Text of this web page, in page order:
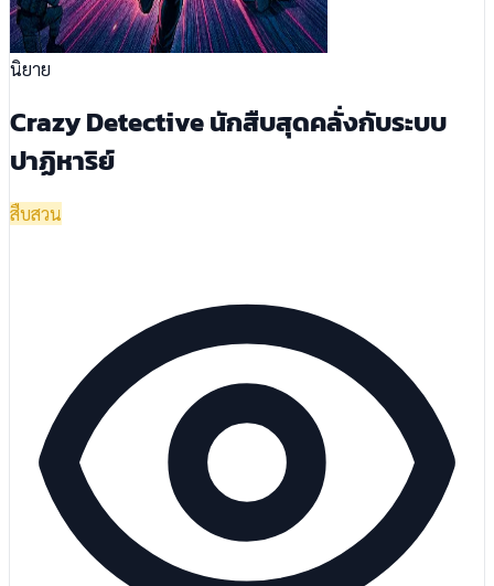
นิยาย
Crazy Detective นักสืบสุดคลั่งกับระบบ
ปาฏิหาริย์
สืบสวน